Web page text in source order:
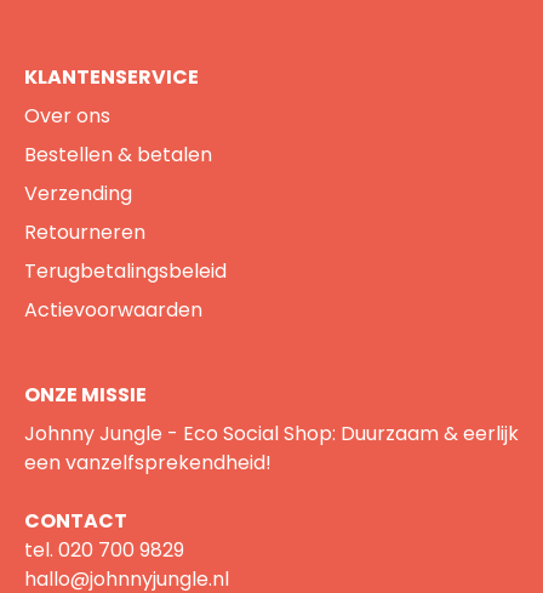
KLANTENSERVICE
Over ons
Bestellen & betalen
Verzending
Retourneren
Terugbetalingsbeleid
Actievoorwaarden
ONZE MISSIE
Johnny Jungle - Eco Social Shop: Duurzaam & eerlijk
een vanzelfsprekendheid!
CONTACT
tel. 020 700 9829
hallo@johnnyjungle.nl